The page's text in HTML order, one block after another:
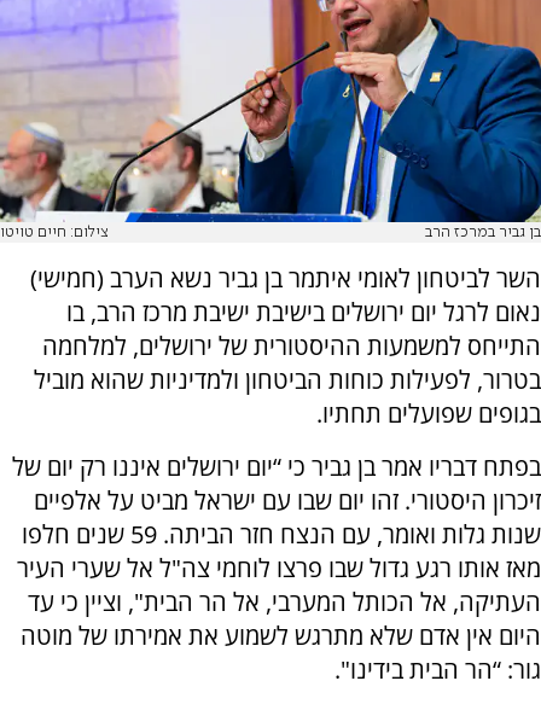
בן גביר במרכז הרב צילום: חיים טויטו
השר לביטחון לאומי איתמר בן גביר נשא הערב (חמישי)
נאום לרגל יום ירושלים בישיבת ישיבת מרכז הרב, בו
התייחס למשמעות ההיסטורית של ירושלים, למלחמה
בטרור, לפעילות כוחות הביטחון ולמדיניות שהוא מוביל
בגופים שפועלים תחתיו.
בפתח דבריו אמר בן גביר כי “יום ירושלים איננו רק יום של
זיכרון היסטורי. זהו יום שבו עם ישראל מביט על אלפיים
שנות גלות ואומר, עם הנצח חזר הביתה. 59 שנים חלפו
מאז אותו רגע גדול שבו פרצו לוחמי צה"ל אל שערי העיר
העתיקה, אל הכותל המערבי, אל הר הבית", וציין כי עד
היום אין אדם שלא מתרגש לשמוע את אמירתו של מוטה
גור: “הר הבית בידינו".